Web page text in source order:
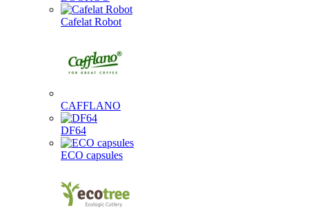
Cafelat Robot
CAFFLANO
DF64
ECO capsules